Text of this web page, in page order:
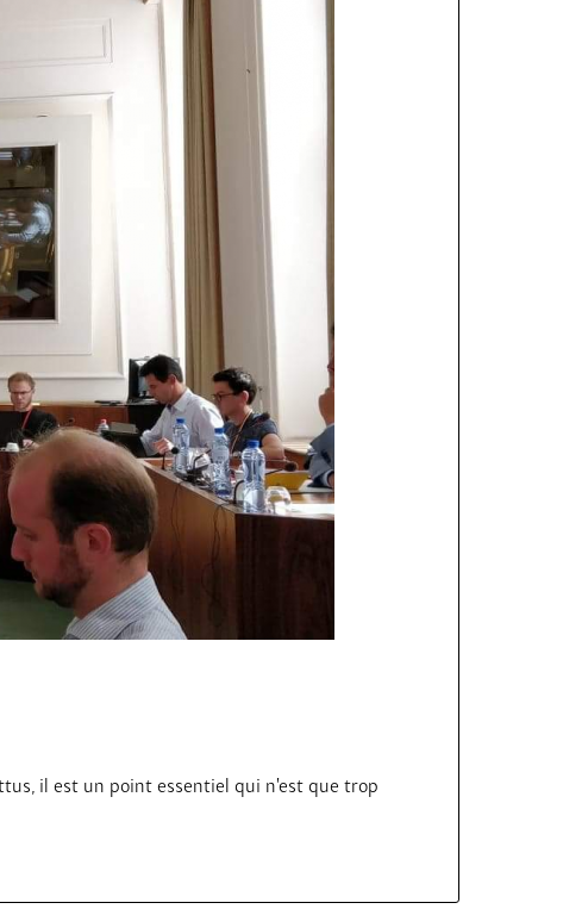
il est un point essentiel qui n’est que trop
SUR L’ENVIRONNEMENT ?